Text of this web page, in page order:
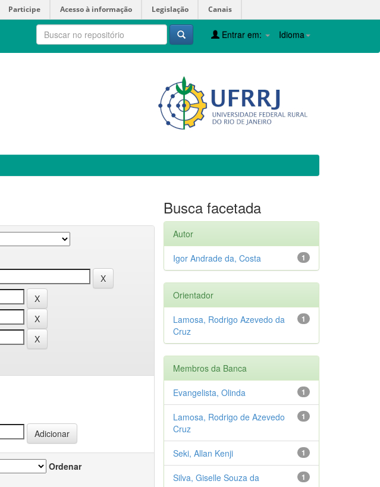
Participe Acesso à informação Legislação Canais
Idioma
Entrar em:
Ordenar
Busca facetada
Autor
1
Igor Andrade da, Costa
Orientador
1
Lamosa, Rodrigo Azevedo da
Cruz
Membros da Banca
1
Evangelista, Olinda
1
Lamosa, Rodrigo de Azevedo
Cruz
1
Seki, Allan Kenji
1
Silva, Giselle Souza da